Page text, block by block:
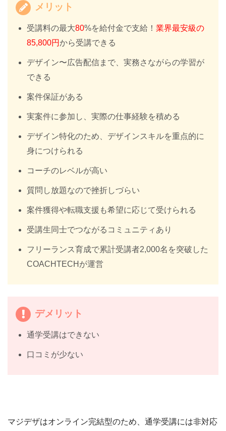
メリット
受講料の最大80%を給付金で支給！業界最安級の
85,800円から受講できる
デザイン〜広告配信まで、実務さながらの学習が
できる
案件保証がある
実案件に参加し、実際の仕事経験を積める
デザイン特化のため、デザインスキルを重点的に
身につけられる
コーチのレベルが高い
質問し放題なので挫折しづらい
案件獲得や転職支援も希望に応じて受けられる
受講生同士でつながるコミュニティあり
フリーランス育成で累計受講者2,000名を突破した
COACHTECHが運営
デメリット
通学受講はできない
口コミが少ない
マジデザはオンライン完結型のため、通学受講には非対応